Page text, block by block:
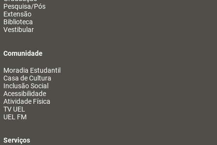
Pesquisa/Pós
Extensão
Biblioteca
Vestibular
Comunidade
Moradia Estudantil
Casa de Cultura
Inclusão Social
Acessibilidade
Atividade Física
TV UEL
UEL FM
Serviços